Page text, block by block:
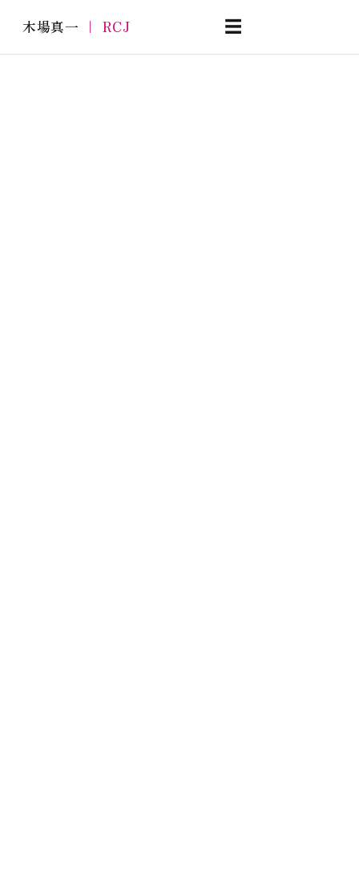
木場真一 ｜ RCJ ☰